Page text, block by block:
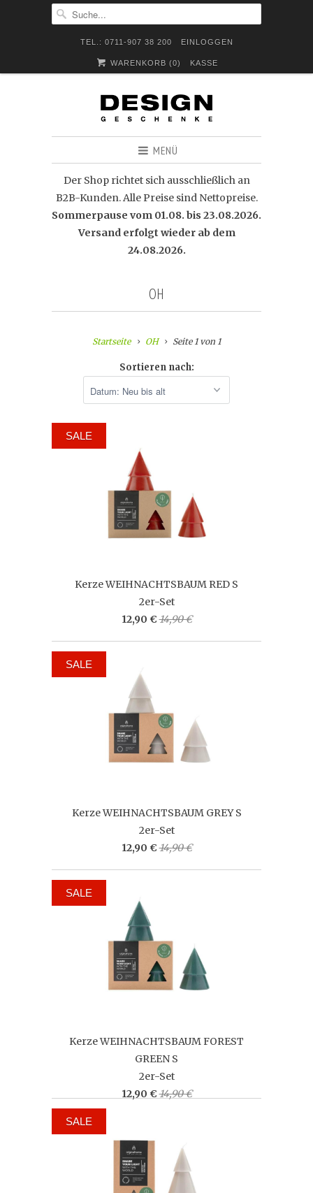
TEL.: 0711-907 38 200 EINLOGGEN
WARENKORB (0) KASSE
MENÜ
Der Shop richtet sich ausschließlich an
B2B-Kunden. Alle Preise sind Nettopreise.
Sommerpause vom 01.08. bis 23.08.2026.
Versand erfolgt wieder ab dem
24.08.2026.
OH
Startseite OH Seite 1 von 1
Sortieren nach:
Kerze WEIHNACHTSBAUM RED S
2er-Set
12,90 €14,90 €
SALE
Kerze WEIHNACHTSBAUM GREY S
2er-Set
12,90 €14,90 €
SALE
Kerze WEIHNACHTSBAUM FOREST
GREEN S
2er-Set
12,90 €14,90 €
SALE
SALE